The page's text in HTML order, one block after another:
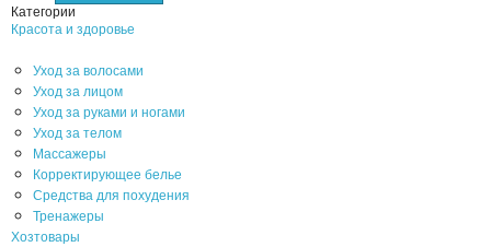
Категории
Красота и здоровье
Уход за волосами
Уход за лицом
Уход за руками и ногами
Уход за телом
Массажеры
Корректирующее белье
Средства для похудения
Тренажеры
Хозтовары